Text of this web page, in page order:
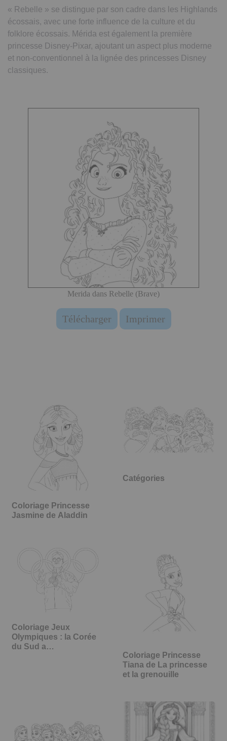
« Rebelle » se distingue par son cadre dans les Highlands
écossais, avec une forte influence de la culture et du
folklore écossais. Mérida est également la première
princesse Disney-Pixar, ajoutant un aspect plus moderne
et non-conventionnel à la lignée des princesses Disney
classiques.
Merida dans Rebelle (Brave)
Télécharger Imprimer
Coloriage Princesse
Jasmine de Aladdin
Catégories
Coloriage Jeux
Olympiques : la Corée
du Sud a…
Coloriage Princesse
Tiana de La princesse
et la grenouille